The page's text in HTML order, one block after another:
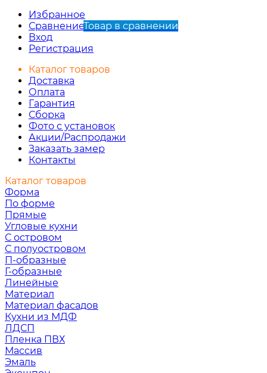
Избранное
СравнениеТовар в сравнении
Вход
Регистрация
Каталог товаров
Доставка
Оплата
Гарантия
Сборка
Фото с установок
Акции/Распродажи
Заказать замер
Контакты
Каталог товаров
Форма
По форме
Прямые
Угловые кухни
С островом
С полуостровом
П-образные
Г-образные
Линейные
Материал
Материал фасадов
Кухни из МДФ
ЛДСП
Пленка ПВХ
Массив
Эмаль